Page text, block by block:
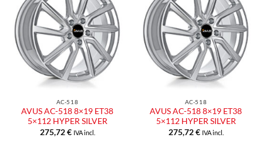
Aggiungi
alla lista
dei
desideri
AC-518
AVUS AC-518 8×19 ET38
5×112 HYPER SILVER
275,72€ IVA incl.
Aggiungi
alla lista
dei
desideri
AC-518
AVUS AC-518 8×19 ET38
5×112 HYPER SILVER
275,72€ IVA incl.